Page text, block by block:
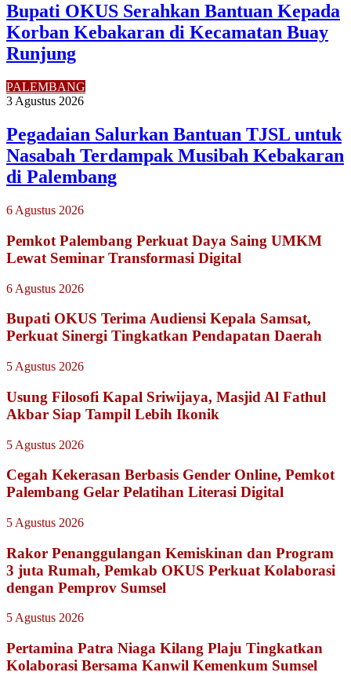
Bupati OKUS Serahkan Bantuan Kepada
Korban Kebakaran di Kecamatan Buay
Runjung
PALEMBANG
3 Agustus 2026
Pegadaian Salurkan Bantuan TJSL untuk
Nasabah Terdampak Musibah Kebakaran
di Palembang
6 Agustus 2026
Pemkot Palembang Perkuat Daya Saing UMKM
Lewat Seminar Transformasi Digital
6 Agustus 2026
Bupati OKUS Terima Audiensi Kepala Samsat,
Perkuat Sinergi Tingkatkan Pendapatan Daerah
5 Agustus 2026
Usung Filosofi Kapal Sriwijaya, Masjid Al Fathul
Akbar Siap Tampil Lebih Ikonik
5 Agustus 2026
Cegah Kekerasan Berbasis Gender Online, Pemkot
Palembang Gelar Pelatihan Literasi Digital
5 Agustus 2026
Rakor Penanggulangan Kemiskinan dan Program
3 juta Rumah, Pemkab OKUS Perkuat Kolaborasi
dengan Pemprov Sumsel
5 Agustus 2026
Pertamina Patra Niaga Kilang Plaju Tingkatkan
Kolaborasi Bersama Kanwil Kemenkum Sumsel